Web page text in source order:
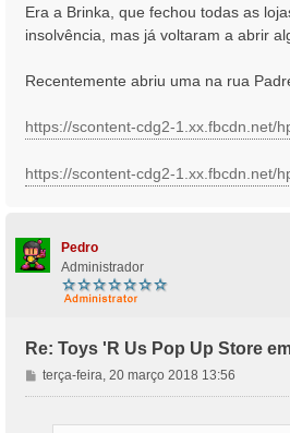
m
Era a Brinka, que fechou todas as
insolvência, mas já voltaram a abrir
Recentemente abriu uma na rua
https://scontent-cdg2-1.xx.fbcdn.net/
https://scontent-cdg2-1.xx.fbcdn.net/
Pedro
Administrador
Re: Toys 'R Us Pop Up Store
M
e
terça-feira, 20 março 2018 13:56